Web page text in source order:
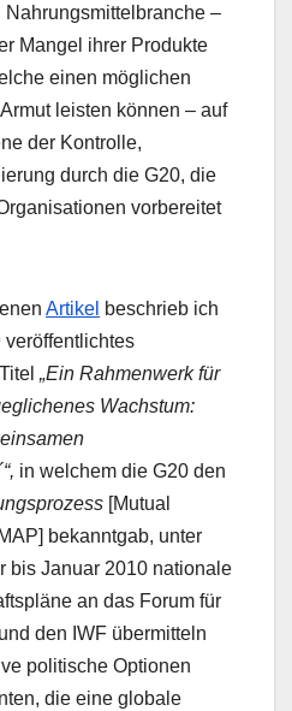
Nahrungsmittelbranche –
Mangel ihrer Produkte
einen möglichen
leisten können – auf
der Kontrolle,
durch die G20, die
vorbereitet
Artikel beschrieb ich
„Ein Rahmenwerk für
Wachstum:
in welchem die G20 den
[Mutual
bekanntgab, unter
bis Januar 2010 nationale
an das Forum für
den IWF übermitteln
politische Optionen
die eine globale